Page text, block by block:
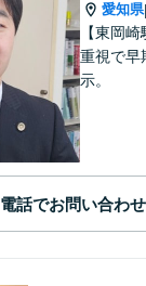
愛知県|
【東岡
重視で早
示。
電話でお問い合わせ